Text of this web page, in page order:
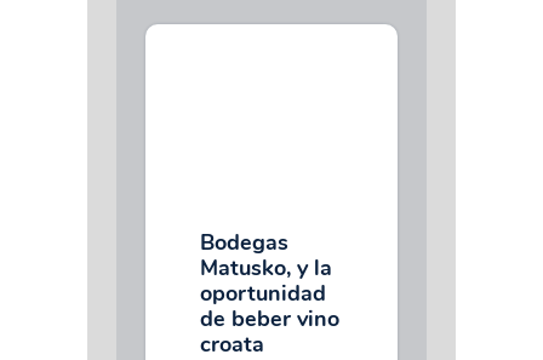
Bodegas
Matusko, y la
oportunidad
de beber vino
croata